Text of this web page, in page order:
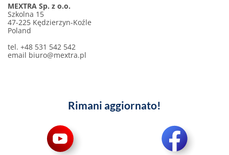
MEXTRA Sp. z o.o.
Szkolna 15
47-225 Kędzierzyn-Koźle
Poland
tel. +48 531 542 542
email biuro@mextra.pl
Rimani aggiornato!